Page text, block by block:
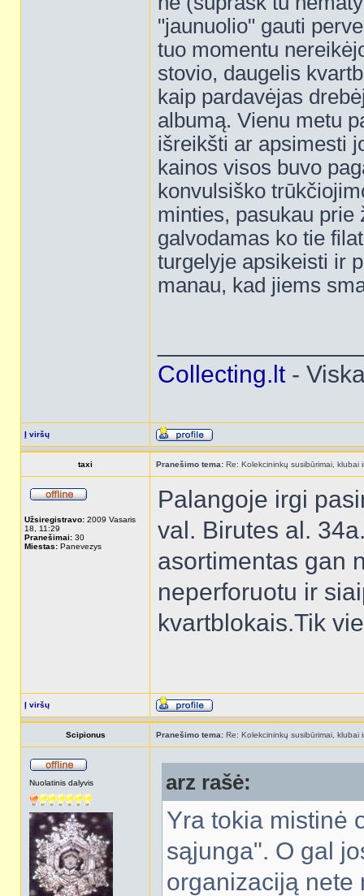
"jaunuolio" gauti
tuo momentu
stovio, daugelis
kaip pardavėjas
albumą. Vienu metu
išreikšti ar apsimesti
kainos visos buvo
konvulsiško
minties, pasukau
galvodamas ko tie
turgelyje apsikeisti ir
manau, kad jiems
Collecting.lt-
Į viršų
taxi Pranešimo tema: Re: Kolekcininkų susibūrimai, klubai
Užsiregistravo: 2009 Vasaris
18, 11:29
Pranešimai: 30
Miestas: Panevezys
Palangoje irgi
val. Birutes al.
asortimentas gan
neperforuotu ir
kvartblokais.Tik
Į viršų
Scipionus Pranešimo tema: Re: Kolekcininkų susibūrimai, klubai
Nuolatinis dalyvis arz rašė:
Yra tokia mistinė
sąjunga". O gal
organizaciją nete